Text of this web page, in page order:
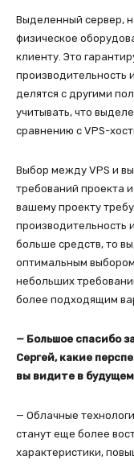
Выделенный сервер,
физическое
клиенту. Это
производительность
делятся с другими
учитывать, что
сравнению с VPS-
Выбор между VPS и
требований проекта
вашему проекту
производительность
больше средств, то
оптимальным
небольших
более подходящим
— Большое спасибо
Сергей, какие
вы видите в
— Облачные
станут еще более
характеристики,